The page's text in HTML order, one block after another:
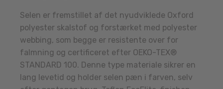
Selen er fremstillet af det nyudviklede Oxford
polyester skalstof og forstærket med polyester
webbing, som begge er resistente over for
falmning og certificeret efter OEKO-TEX®
STANDARD 100. Denne type materiale sikrer en
lang levetid og holder selen pæn i farven, selv